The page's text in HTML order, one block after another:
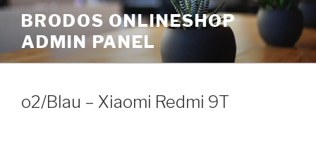
Skip
content
BRODOS ONLINESHOP
ADMIN PANEL
o2/Blau – Xiaomi Redmi 9T